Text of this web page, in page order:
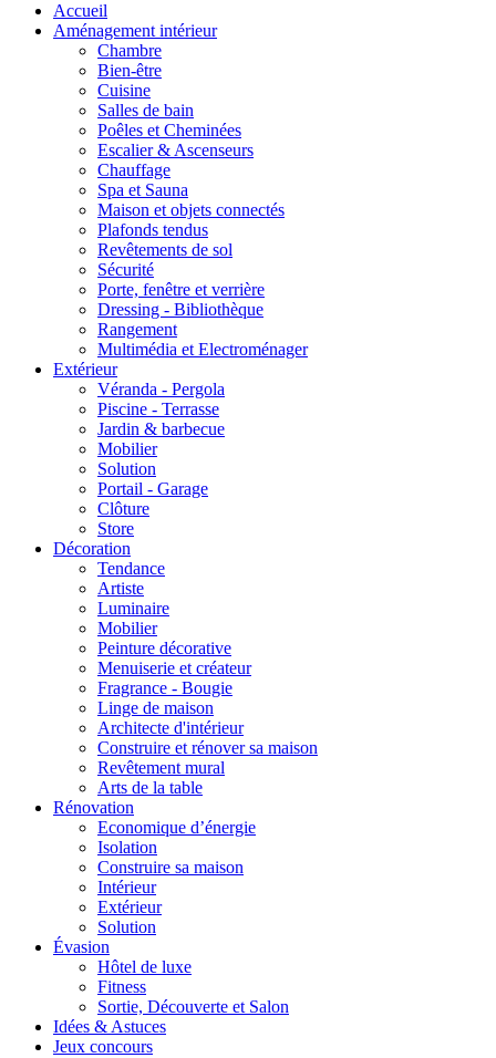
Accueil
Aménagement intérieur
Chambre
Bien-être
Cuisine
Salles de bain
Poêles et Cheminées
Escalier & Ascenseurs
Chauffage
Spa et Sauna
Maison et objets connectés
Plafonds tendus
Revêtements de sol
Sécurité
Porte, fenêtre et verrière
Dressing - Bibliothèque
Rangement
Multimédia et Electroménager
Extérieur
Véranda - Pergola
Piscine - Terrasse
Jardin & barbecue
Mobilier
Solution
Portail - Garage
Clôture
Store
Décoration
Tendance
Artiste
Luminaire
Mobilier
Peinture décorative
Menuiserie et créateur
Fragrance - Bougie
Linge de maison
Architecte d'intérieur
Construire et rénover sa maison
Revêtement mural
Arts de la table
Rénovation
Economique d’énergie
Isolation
Construire sa maison
Intérieur
Extérieur
Solution
Évasion
Hôtel de luxe
Fitness
Sortie, Découverte et Salon
Idées & Astuces
Jeux concours